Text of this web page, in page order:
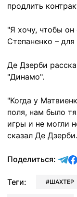
продлить
"Я хочу, чтобы
Степаненко –
Де Дзерби
"Динамо".
"Когда у
поля, нам было
игры и не могли
сказал Де Дзерби.
Поделиться:
Теги: ШАХТЕР